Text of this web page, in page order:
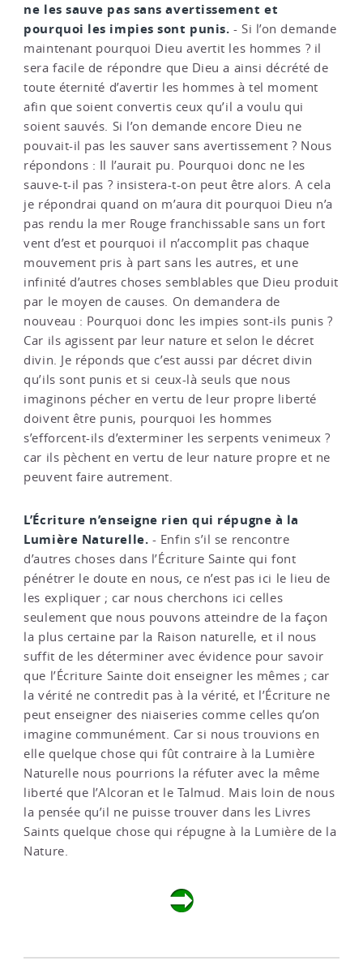
ne les sauve pas sans avertissement et
pourquoi les impies sont punis. - Si l’on demande
maintenant pourquoi Dieu avertit les hommes ? il
sera facile de répondre que Dieu a ainsi décrété de
toute éternité d’avertir les hommes à tel moment
afin que soient convertis ceux qu’il a voulu qui
soient sauvés. Si l’on demande encore Dieu ne
pouvait-il pas les sauver sans avertissement ? Nous
répondons : Il l’aurait pu. Pourquoi donc ne les
sauve-t-il pas ? insistera-t-on peut être alors. A cela
je répondrai quand on m’aura dit pourquoi Dieu n’a
pas rendu la mer Rouge franchissable sans un fort
vent d’est et pourquoi il n’accomplit pas chaque
mouvement pris à part sans les autres, et une
infinité d’autres choses semblables que Dieu produit
par le moyen de causes. On demandera de
nouveau : Pourquoi donc les impies sont-ils punis ?
Car ils agissent par leur nature et selon le décret
divin. Je réponds que c’est aussi par décret divin
qu’ils sont punis et si ceux-là seuls que nous
imaginons pécher en vertu de leur propre liberté
doivent être punis, pourquoi les hommes
s’efforcent-ils d’exterminer les serpents venimeux ?
car ils pèchent en vertu de leur nature propre et ne
peuvent faire autrement.
L’Écriture n’enseigne rien qui répugne à la
Lumière Naturelle. - Enfin s’il se rencontre
d’autres choses dans l’Écriture Sainte qui font
pénétrer le doute en nous, ce n’est pas ici le lieu de
les expliquer ; car nous cherchons ici celles
seulement que nous pouvons atteindre de la façon
la plus certaine par la Raison naturelle, et il nous
suffit de les déterminer avec évidence pour savoir
que l’Écriture Sainte doit enseigner les mêmes ; car
la vérité ne contredit pas à la vérité, et l’Écriture ne
peut enseigner des niaiseries comme celles qu’on
imagine communément. Car si nous trouvions en
elle quelque chose qui fût contraire à la Lumière
Naturelle nous pourrions la réfuter avec la même
liberté que l’Alcoran et le Talmud. Mais loin de nous
la pensée qu’il ne puisse trouver dans les Livres
Saints quelque chose qui répugne à la Lumière de la
Nature.